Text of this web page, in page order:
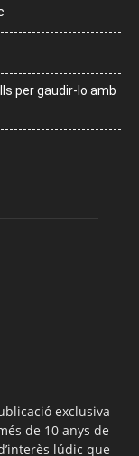
per gaudir-lo amb
exclusiva
de 10 anys de
lúdic que